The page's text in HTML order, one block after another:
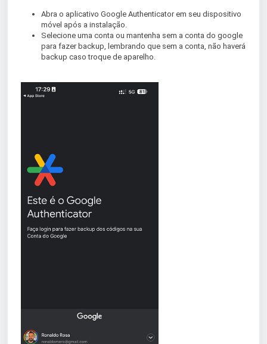
Abra o aplicativo Google Authenticator em seu dispositivo
móvel após a instalação.
Selecione uma conta ou mantenha sem a conta do google
para fazer backup, lembrando que sem a conta, não haverá
backup caso troque de aparelho.